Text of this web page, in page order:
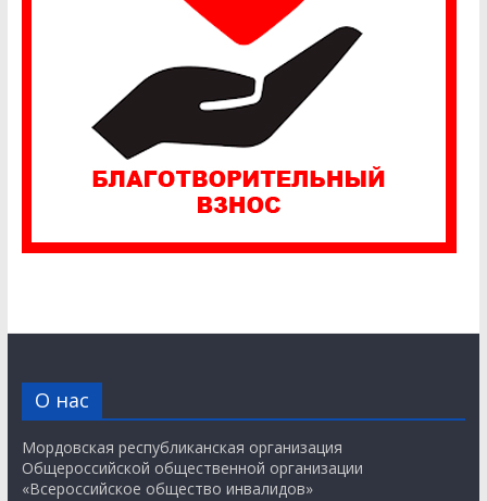
О нас
Мордовская республиканская организация
Общероссийской общественной организации
«Всероссийское общество инвалидов»